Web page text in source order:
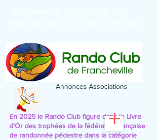
En 2025 le Rando Club figure dans le Livre
d'Or des trophées de la fédération française
de randonnée pédestre dans la catégorie
Annonces Associations